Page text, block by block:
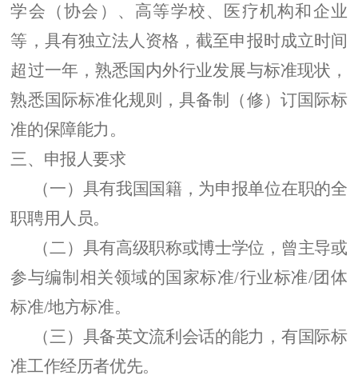
学会（协会）、 高等学校、 医疗机构和企业
等，具有独立法人资格，截至申报时成立时间
超过一年 ， 熟悉国内外行业发展与标准现状 ，
熟悉国际标准化规则，具备制（修）订国际标
准的保障能力。
三、 申报人要求
（一） 具有我国国籍，为申报单位在职的全
职聘用人员。
（二） 具有高级职称或博士学位， 曾主导或
参与编制相关领域的国家标准/行业标准/团体
标准/地方标准。
（三） 具备英文流利 会话的能力，有国际标
准工作经历者优先。